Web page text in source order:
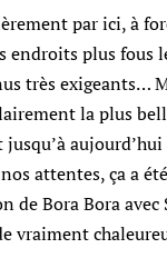
par ici, à
endroits plus fous
très exigeants…
la plus
aujourd’hui
attentes, ça a
de Bora Bora
vraiment